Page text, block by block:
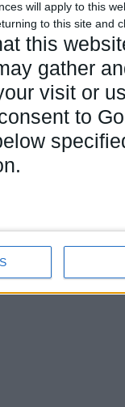
will apply to this
to this site and
this
gather
visit or
to